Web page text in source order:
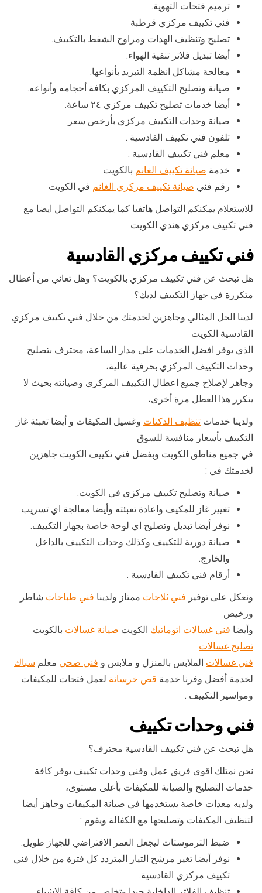
ترميم فتحات التهوية.
فني تكييف مركزي قرطبة
تصليح وتنظيف الهدات ومراوح الشفط بالتكييف.
أيضا تبديل فلاتر تنقية الهواء.
معالجة مشاكل انظمة التبريد بأنواعها.
صيانة وتصليح التكييف المركزي بكافة أحجامه وأنواعه.
أيضا خدمات تصليح تكييف مركزي ٢٤ ساعة.
صيانة وحدات التكييف مركزي بأرخص سعر.
تلفون فني تكييف القادسية .
معلم فني تكييف القادسية .
خدمة صيانة تكييف الغانم بالكويت
رقم فني صيانة تكييف مركزي الغانم في الكويت
للاستعلام يمكنكم التواصل هاتفيا كما يمكنكم التواصل ايضا مع
فني تكييف مركزي هندي الكويت
فني تكييف مركزي القادسية
هل تبحث عن فني تكييف مركزي بالكويت؟ وهل تعاني من أعطال
متكررة في جهاز التكييف لديك؟
لدينا الحل المثالي وجاهزين لخدمتك من خلال فني تكييف مركزي
القادسية الكويت
الذي يوفر افضل الخدمات على مدار الساعة، محترف بتصليح
وحدات التكييف المركزي بحرفية عالية،
وجاهز لإصلاح جميع اعطال التكييف المركزى وصيانته بحيث لا
يتكرر هذا العطل مرة أخرى،
ولدينا خدمات تنظيف الدكتات وغسيل المكيفات و أيضا تعبئة غاز
التكييف بأسعار منافسة للسوق
في جميع مناطق الكويت وبفضل فني تكييف الكويت جاهزين
لخدمتك في :
صيانة وتصليح تكييف مركزى في الكويت.
تغيير غاز للمكيف واعادة تعبئته وأيضا معالجة اي تسريب.
نوفر أيضا تبديل وتصليح اي لوحة خاصة بجهاز التكييف.
صيانة دورية للتكييف وكذلك وحدات التكييف بالداخل
والخارج.
أرقام فني تكييف القادسية .
ونعكل على توفير فني ثلاجات ممتاز ولدينا فني طباخات شاطر
ورخيص
وأيضا فني غسالات اتوماتيك الكويت صيانة غسالات بالكويت
تصليح غسالات
فني غسالات الملابس بالمنزل و ملابس و فني صحي معلم سباك
لخدمة أفضل وفرنا خدمة قص خرسانة لعمل فتحات للمكيفات
ومواسير التكييف .
فني وحدات تكييف
هل تبحث عن فني تكييف القادسية محترف؟
نحن نمتلك اقوى فريق عمل وفني وحدات تكييف يوفر كافة
خدمات التصليح والصيانة للمكيفات بأعلى مستوى،
ولديه معدات خاصة يستخدمها في صيانة المكيفات وجاهز أيضا
لتنظيف المكيفات وتصليحها مع الكفالة ويقوم :
ضبط الترموستات ليجعل العمر الافتراضي للجهاز طويل.
نوفر أيضا تغير مرشح التيار المتردد كل فترة من خلال فني
تكييف مركزي القادسية.